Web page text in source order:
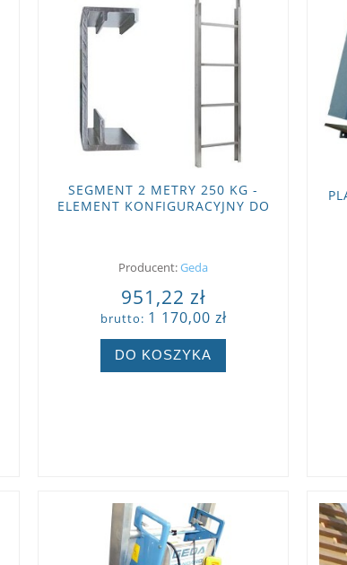
SEGMENT 2 METRY 250 KG -
ELEMENT KONFIGURACYJNY DO
Producent:Geda
951,22 zł
brutto: 1 170,00 zł
DO KOSZYKA